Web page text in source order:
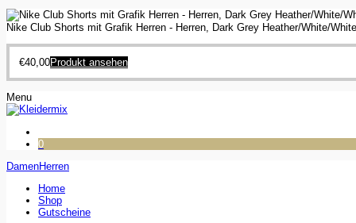
Nike Club Shorts mit Grafik Herren - Herren, Dark Grey Heather/White/White
€40,00Produkt ansehen
Menu
0
DamenHerren
Home
Shop
Gutscheine